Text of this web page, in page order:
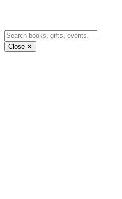
Close ✕